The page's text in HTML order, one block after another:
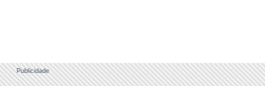
Publicidade